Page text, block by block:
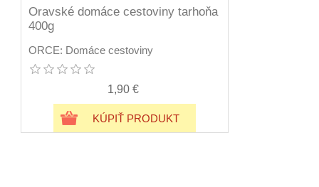
Oravské domáce cestoviny tarhoňa
400g
ORCE: Domáce cestoviny
1,90 €
KÚPIŤ PRODUKT